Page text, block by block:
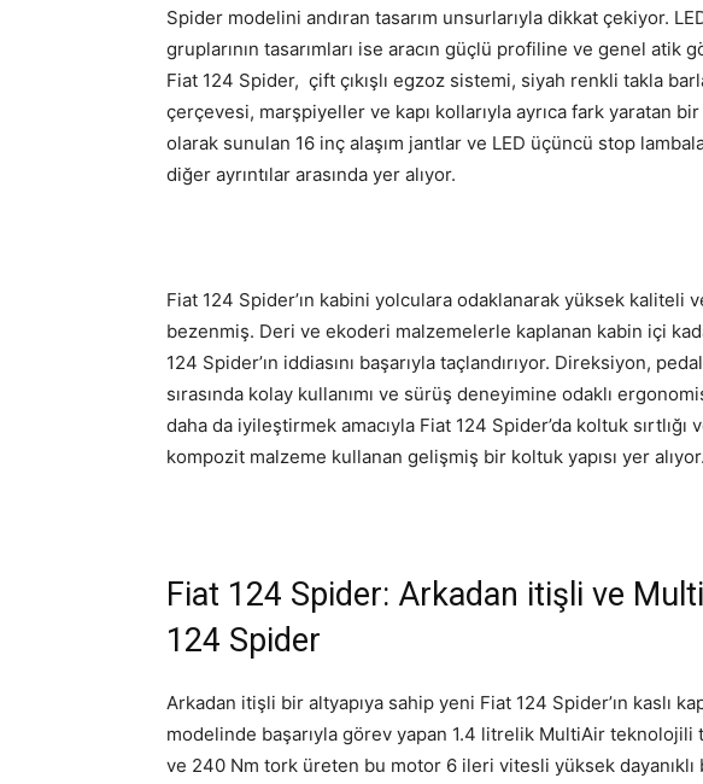
Spider modelini andıran tasarım unsurlarıyla dikkat çekiyor.
gruplarının tasarımları ise aracın güçlü profiline ve genel atik
Fiat 124 Spider, çift çıkışlı egzoz sistemi, siyah renkli takla
çerçevesi, marşpiyeller ve kapı kollarıyla ayrıca fark yaratan
olarak sunulan 16 inç alaşım jantlar ve LED üçüncü stop
diğer ayrıntılar arasında yer alıyor.
Fiat 124 Spider’ın kabini yolculara odaklanarak yüksek kaliteli
bezenmiş. Deri ve ekoderi malzemelerle kaplanan kabin içi
124 Spider’ın iddiasını başarıyla taçlandırıyor. Direksiyon,
sırasında kolay kullanımı ve sürüş deneyimine odaklı
daha da iyileştirmek amacıyla Fiat 124 Spider’da koltuk
kompozit malzeme kullanan gelişmiş bir koltuk yapısı yer alıyor.
Fiat 124 Spider: Arkadan itişli ve
124 Spider
Arkadan itişli bir altyapıya sahip yeni Fiat 124 Spider’ın kaslı
modelinde başarıyla görev yapan 1.4 litrelik MultiAir teknolojili
ve 240 Nm tork üreten bu motor 6 ileri vitesli yüksek dayanıklı